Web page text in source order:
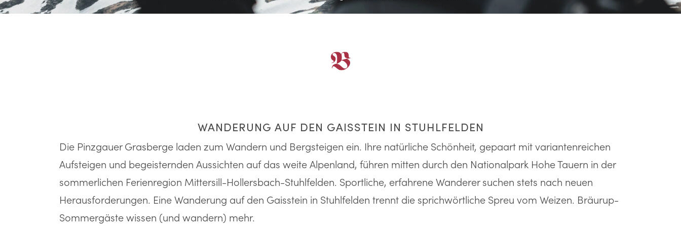
WANDERUNG AUF DEN GAISSTEIN IN STUHLFELDEN
Die Pinzgauer Grasberge laden zum Wandern und Bergsteigen ein. Ihre natürliche Schönheit, gepaart mit variantenreichen
Aufsteigen und begeisternden Aussichten auf das weite Alpenland, führen mitten durch den Nationalpark Hohe Tauern in der
sommerlichen Ferienregion Mittersill-Hollersbach-Stuhlfelden. Sportliche, erfahrene Wanderer suchen stets nach neuen
Herausforderungen. Eine Wanderung auf den Gaisstein in Stuhlfelden trennt die sprichwörtliche Spreu vom Weizen. Bräurup-
Sommergäste wissen (und wandern) mehr.